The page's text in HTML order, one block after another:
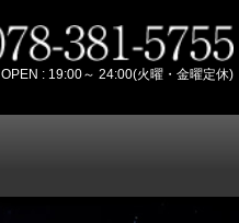
OPEN : 19:00～ 24:00(火曜・金曜定休)